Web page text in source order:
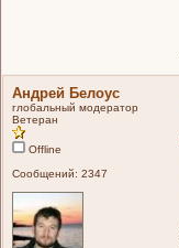
Андрей Белоус
глобальный модератор
Ветеран
Offline
Сообщений: 2347